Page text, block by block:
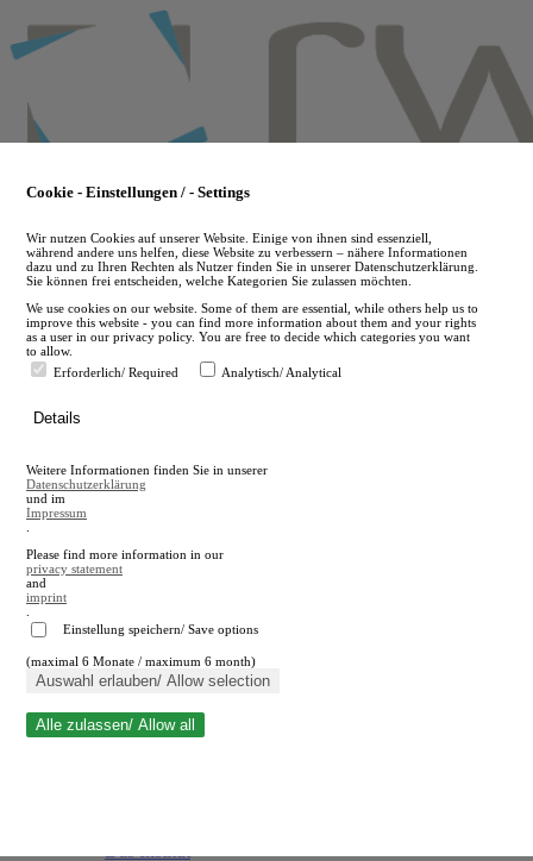
to
main
en
A
A
Suche schließen
Cookie - Einstellungen / - Settings
Wir nutzen Cookies auf unserer Website. Einige von ihnen sind essenziell,
während andere uns helfen, diese Website zu verbessern – nähere Informationen
dazu und zu Ihren Rechten als Nutzer finden Sie in unserer Datenschutzerklärung.
Sie können frei entscheiden, welche Kategorien Sie zulassen möchten.
We use cookies on our website. Some of them are essential, while others help us to
improve this website - you can find more information about them and your rights
as a user in our privacy policy. You are free to decide which categories you want
to allow.
Erforderlich/ Required
Analytisch/ Analytical
Details
Weitere Informationen finden Sie in unserer
Datenschutzerklärung
und im
Impressum
Please find more information in our
privacy statement
and
imprint
Einstellung speichern/ Save options
(maximal 6 Monate / maximum 6 month)
Auswahl erlauben/ Allow selection
Alle zulassen/ Allow all